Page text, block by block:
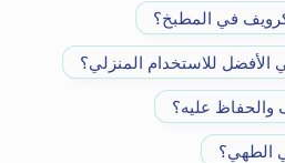
في المطبخ؟
الأفضل للاستخدام المنزلي؟
والحفاظ عليه؟
الطهي؟